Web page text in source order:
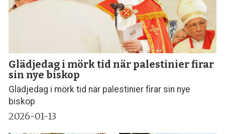
Glädjedag i mörk tid när palestinier firar
sin nye biskop
Glädjedag i mörk tid när palestinier firar sin nye
biskop
2026-01-13